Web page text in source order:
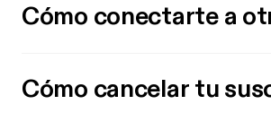
Cómo conectarte a
Cómo cancelar tu